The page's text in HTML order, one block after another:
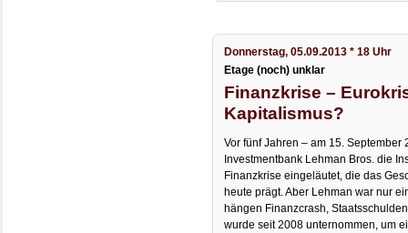
Donnerstag, 05.09.2013 * 18 Uhr
Etage (noch) unklar
Finanzkrise –
Kapitalismus?
Vor fünf Jahren – am 15. September
Investmentbank Lehman Bros. die
Finanzkrise eingeläutet, die das
heute prägt. Aber Lehman war nur
hängen Finanzcrash,
wurde seit 2008 unternommen, um